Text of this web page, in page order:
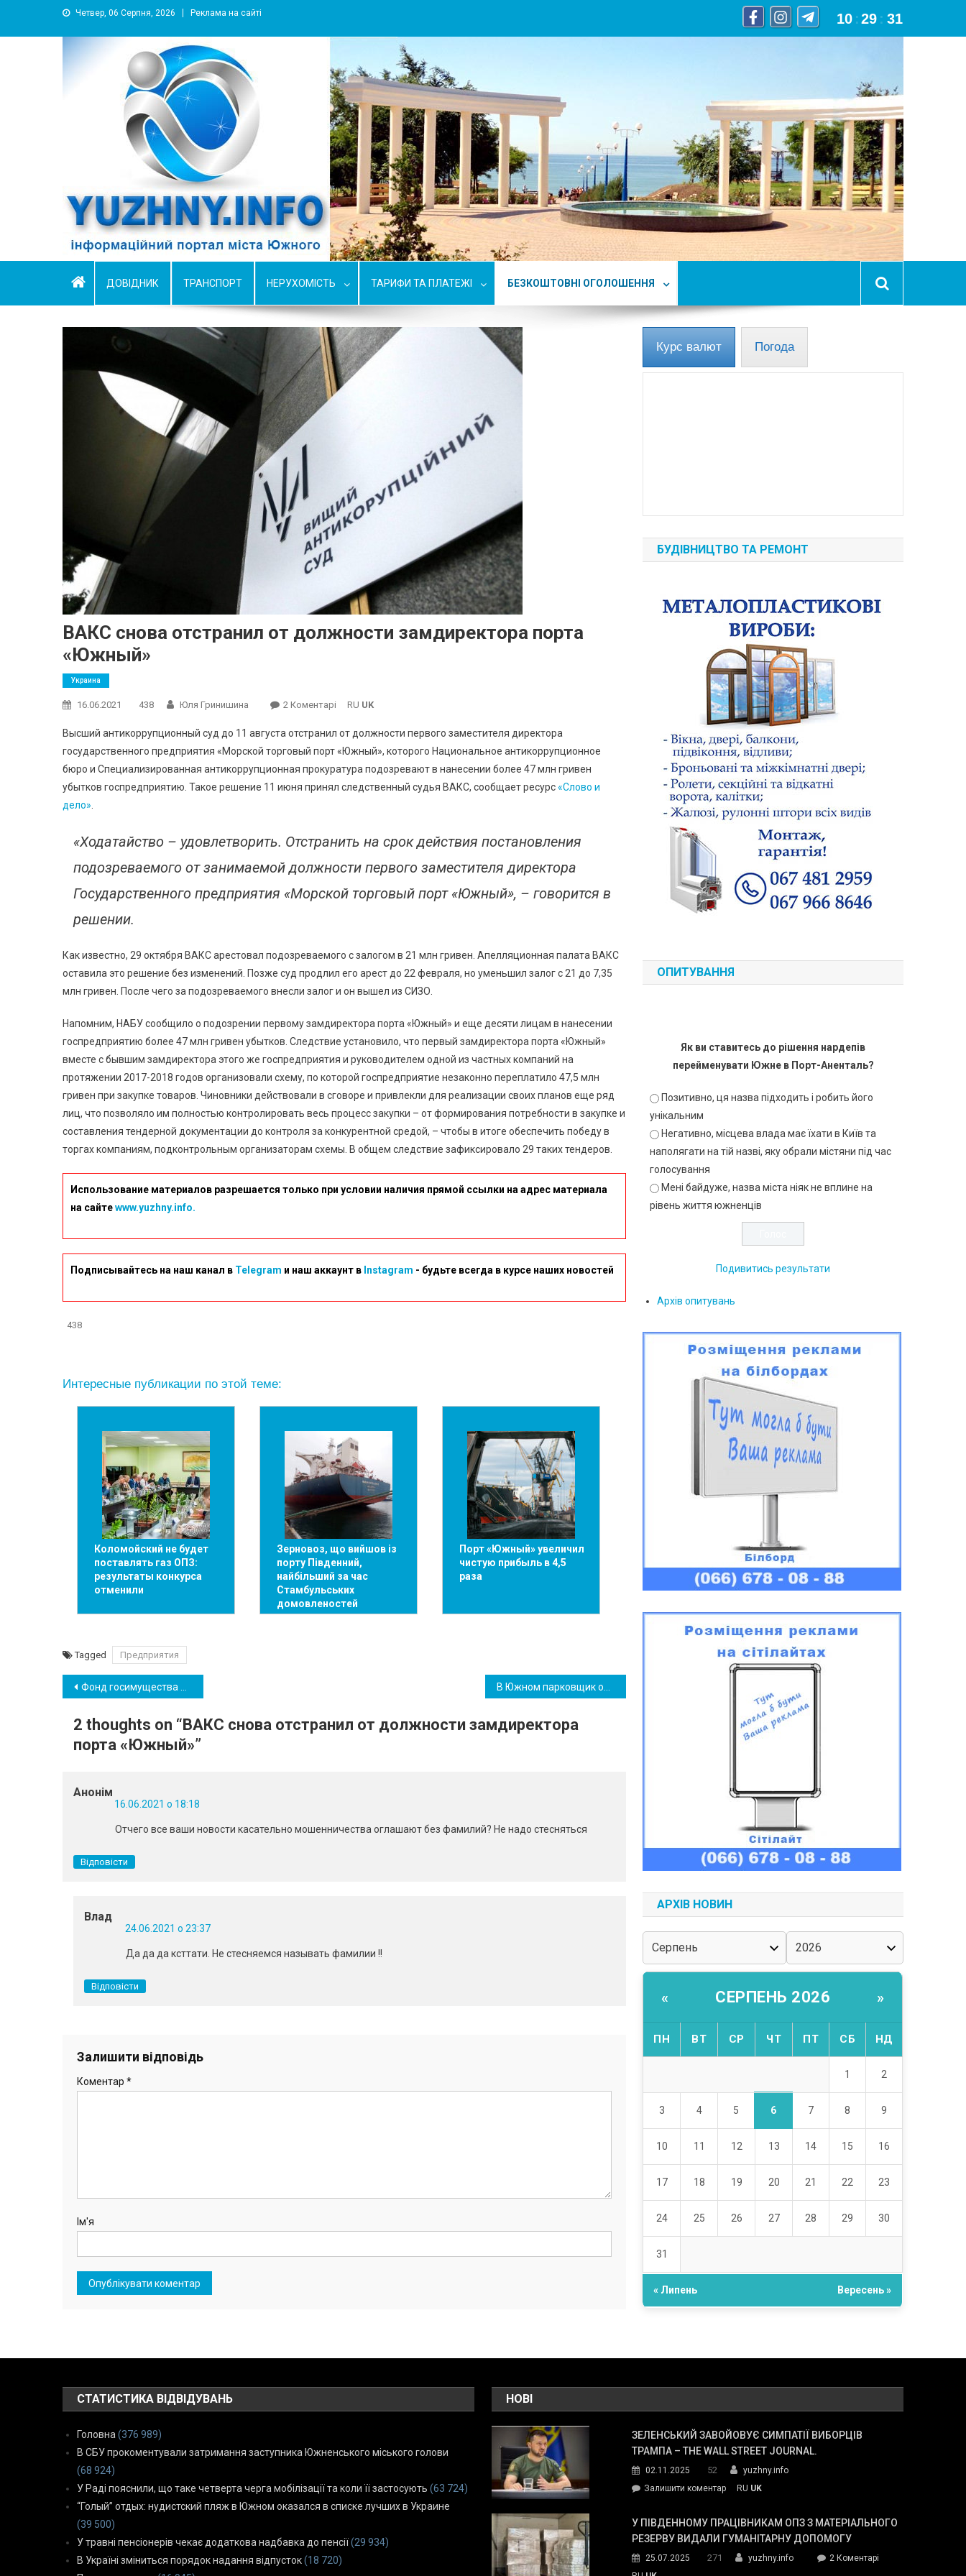
Четвер, 06 Серпня, 2026 Реклама на сайті 10 :29 : 32
YUZHNY.INFO
информационный портал города Южный
ДОВІДНИК ТРАНСПОРТ НЕРУХОМІСТЬ ТАРИФИ ТА ПЛАТЕЖІ БЕЗКОШТОВНІ ОГОЛОШЕННЯ
ВАКС снова отстранил от должности замдиректора порта
«Южный»
Украина
16.06.2021 438 Юля Гринишина 2 Коментарі До
Снова
Отстранил
От
Должности
«Южный»
RU UK
Высший антикоррупционный суд до 11 августа отстранил от должности первого заместителя директора
государственного предприятия «Морской торговый порт «Южный», которого Национальное антикоррупционное
бюро и Специализированная антикоррупционная прокуратура подозревают в нанесении более 47 млн ​​гривен
убытков госпредприятию. Такое решение 11 июня принял следственный судья ВАКС, сообщает ресурс«Слово и
дело»
«Ходатайство – удовлетворить. Отстранить на срок действия постановления
подозреваемого от занимаемой должности первого заместителя директора
Государственного предприятия «Морской торговый порт «Южный», – говорится в
решении.
Как известно, 29 октября ВАКС арестовал подозреваемого с залогом в 21 млн гривен. Апелляционная палата ВАКС
оставила это решение без изменений. Позже суд продлил его арест до 22 февраля, но уменьшил залог с 21 до 7,35
млн гривен. После чего за подозреваемого внесли залог и он вышел из СИЗО.
Напомним, НАБУ сообщило о подозрении первому замдиректора порта «Южный» и еще десяти лицам в нанесении
госпредприятию более 47 млн гривен убытков. Следствие установило, что первый замдиректора порта «Южный»
вместе с бывшим замдиректора этого же госпредприятия и руководителем одной из частных компаний на
протяжении 2017-2018 годов организовали схему, по которой госпредприятие незаконно переплатило 47,5 млн
гривен при закупке товаров. Чиновники действовали в сговоре и привлекли для реализации своих планов еще ряд
лиц, что позволяло им полностью контролировать весь процесс закупки – от формирования потребности в закупке и
составления тендерной документации до контроля за конкурентной средой, – чтобы в итоге обеспечить победу в
торгах компаниям, подконтрольным организаторам схемы. В общем следствие зафиксировало 29 таких тендеров.
Использование материалов разрешается только при условии наличия прямой ссылки на адрес материала
на сайтеwww.yuzhny.info.
Подписывайтесь на наш канал в Telegram и наш аккаунт в Instagram - будьте всегда в курсе наших новостей
438
Интересные публикации по этой теме:
Коломойский не будет
поставлять газ ОПЗ:
результаты конкурса
отменили
Зерновоз, що вийшов із
порту Південний,
найбільший за час
Стамбульських
домовленостей
Порт «Южный» увеличил
чистую прибыль в 4,5
раза
Tagged Предприятия
Навігація
записів
Фонд госимущества отложил приватизацию ОПЗ на 2022 год
2 thoughts on “ВАКС снова отстранил от должности замдиректора
порта «Южный»”
Анонім
16.06.2021 о 18:18
Отчего все ваши новости касательно мошенничества оглашают без фамилий? Не надо стесняться
Відповісти
Влад
24.06.2021 о 23:37
Да да да ксттати. Не стесняемся называть фамилии !!
Відповісти
Залишити відповідь
Коментар *
Ім'я
Курс валют Погода
БУДІВНИЦТВО ТА РЕМОНТ
ОПИТУВАННЯ
Як ви ставитесь до рішення нардепів
перейменувати Южне в Порт-Аненталь?
Позитивно, ця назва підходить і робить його
унікальним
Негативно, місцева влада має їхати в Київ та
наполягати на тій назві, яку обрали містяни під час
голосування
Мені байдуже, назва міста ніяк не вплине на
рівень життя южненців
Подивитись результати
Архів опитувань
АРХІВ НОВИН
« СЕРПЕНЬ 2026 »
ПН ВТ СР ЧТ ПТ СБ НД
1 2
3 4 5 6 7 8 9
10 11 12 13 14 15 16
17 18 19 20 21 22 23
24 25 26 27 28 29 30
31
« Липень Вересень »
СТАТИСТИКА ВІДВІДУВАНЬ
Головна (376 989)
В СБУ прокоментували затримання заступника Южненського міського голови
(68 924)
У Раді пояснили, що таке четверта черга мобілізації та коли її застосують (63 724)
“Голый” отдых: нудистский пляж в Южном оказался в списке лучших в Украине
(39 500)
У травні пенсіонерів чекає додаткова надбавка до пенсії (29 934)
В Україні зміниться порядок надання відпусток (18 720)
НОВІ
ЗЕЛЕНСЬКИЙ ЗАВОЙОВУЄ СИМПАТІЇ ВИБОРЦІВ
ТРАМПА – THE WALL STREET JOURNAL.
02.11.2025 52
yuzhny.info
Залишити коментарon
завойовує
симпатії
Трампа
RU UK
У ПІВДЕННОМУ ПРАЦІВНИКАМ ОПЗ З МАТЕРІАЛЬНОГО
РЕЗЕРВУ ВИДАЛИ ГУМАНІТАРНУ ДОПОМОГУ
25.07.2025 271 yuzhny.info 2 Коментарідо